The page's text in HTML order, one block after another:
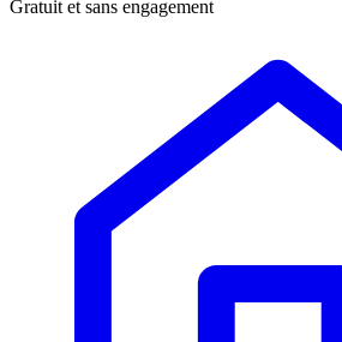
Gratuit et sans engagement